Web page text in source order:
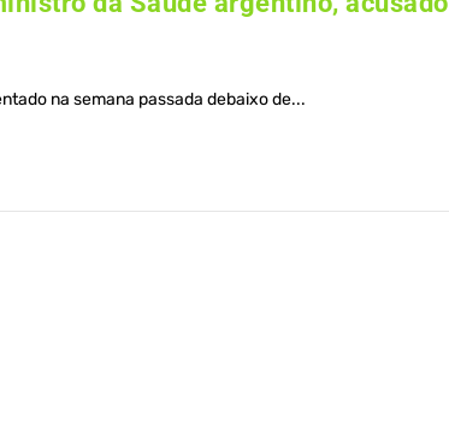
na semana passada debaixo de...